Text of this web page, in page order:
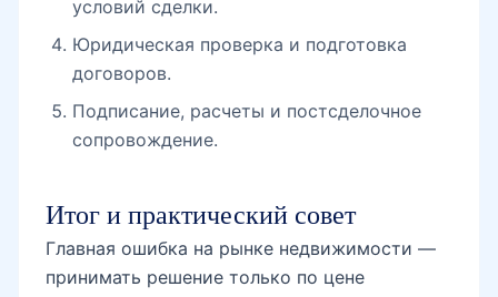
условий сделки.
Юридическая проверка и подготовка
договоров.
Подписание, расчеты и постсделочное
сопровождение.
Итог и практический совет
Главная ошибка на рынке недвижимости —
принимать решение только по цене